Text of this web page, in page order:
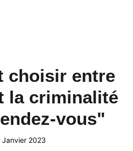
choisir entre
la criminalité
vous"
Janvier 2023